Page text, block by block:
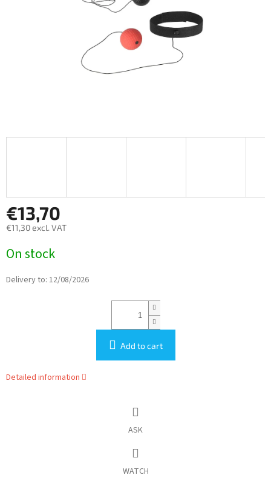
€13,70
€11,30 excl. VAT
price:
On stock
Delivery to: 12/08/2026
Add to cart
Detailed information
ASK
WATCH